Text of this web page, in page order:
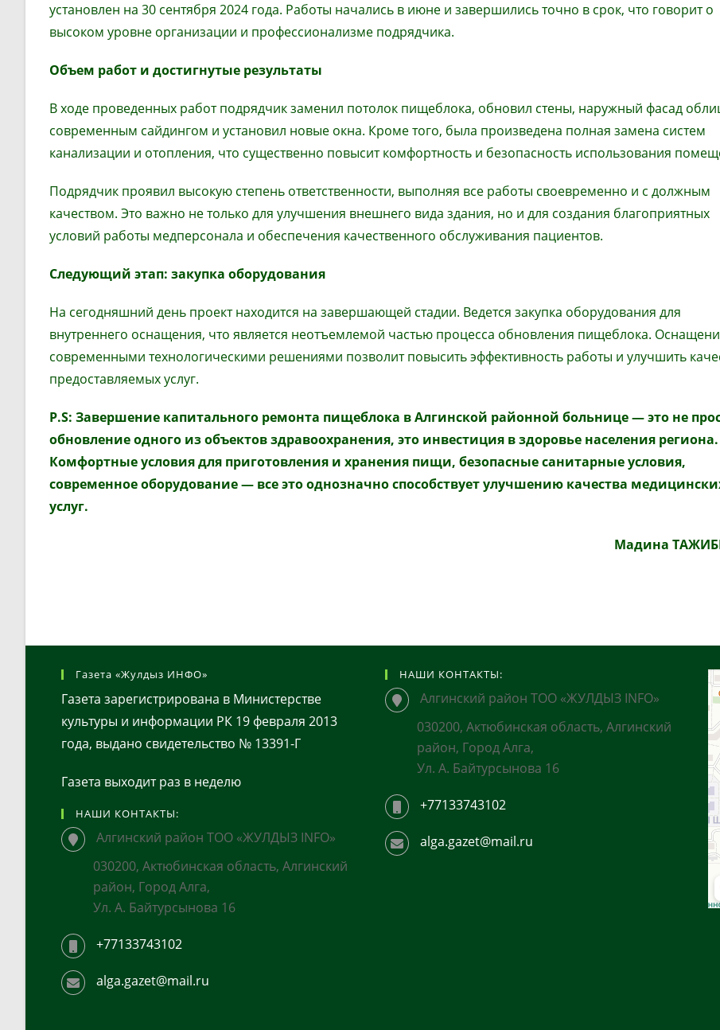
установлен на 30 сентября 2024 года. Работы начались в июне и завершились точно в срок, что говорит о
высоком уровне организации и профессионализме подрядчика.
Объем работ и достигнутые результаты
В ходе проведенных работ подрядчик заменил потолок пищеблока, обновил стены, наружный фасад
современным сайдингом и установил новые окна. Кроме того, была произведена полная замена систем
канализации и отопления, что существенно повысит комфортность и безопасность использования
Подрядчик проявил высокую степень ответственности, выполняя все работы своевременно и с должным
качеством. Это важно не только для улучшения внешнего вида здания, но и для создания благоприятных
условий работы медперсонала и обеспечения качественного обслуживания пациентов.
Следующий этап: закупка оборудования
На сегодняшний день проект находится на завершающей стадии. Ведется закупка оборудования для
внутреннего оснащения, что является неотъемлемой частью процесса обновления пищеблока.
современными технологическими решениями позволит повысить эффективность работы и улучшить
предоставляемых услуг.
P.S: Завершение капитального ремонта пищеблока в Алгинской районной больнице—это не
обновление одного из объектов здравоохранения, это инвестиция в здоровье населения региона.
Комфортные условия для приготовления и хранения пищи, безопасные санитарные условия,
современное оборудование— все это однозначно способствует улучшению качества
услуг.
Мадина
Газета «Жулдыз ИНФО»
Газета зарегистрирована в Министерстве
культуры и информации РК 19 февраля 2013
года, выдано свидетельство № 13391-Г
Газета выходит раз в неделю
НАШИ КОНТАКТЫ:
Алгинский район ТОО «ЖУЛДЫЗ INFO»
030200, Актюбинская область, Алгинский
район, Город Алга,
Ул. А. Байтурсынова 16
+77133743102
alga.gazet@mail.ru
НАШИ КОНТАКТЫ:
Алгинский район ТОО «ЖУЛДЫЗ INFO»
030200, Актюбинская область, Алгинский
район, Город Алга,
Ул. А. Байтурсынова 16
+77133743102
alga.gazet@mail.ru